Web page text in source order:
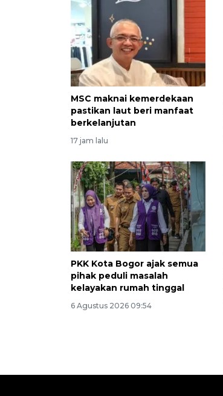
MSC maknai kemerdekaan
pastikan laut beri manfaat
berkelanjutan
17 jam lalu
PKK Kota Bogor ajak semua
pihak peduli masalah
kelayakan rumah tinggal
6 Agustus 2026 09:54